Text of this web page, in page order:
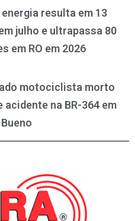
resulta em 13
julho e ultrapassa 80
em RO em 2026
motociclista morto
acidente na BR-364 em